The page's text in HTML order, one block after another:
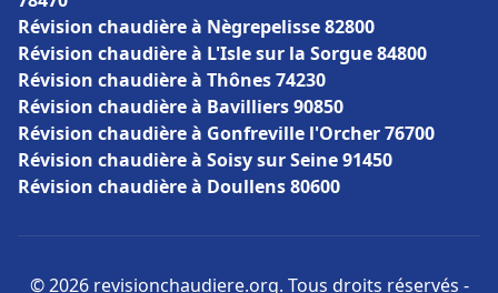
Révision chaudière à Nègrepelisse 82800
Révision chaudière à L'Isle sur la Sorgue 84800
Révision chaudière à Thônes 74230
Révision chaudière à Bavilliers 90850
Révision chaudière à Gonfreville l'Orcher 76700
Révision chaudière à Soisy sur Seine 91450
Révision chaudière à Doullens 80600
© 2026 revisionchaudiere.org. Tous droits réservés -